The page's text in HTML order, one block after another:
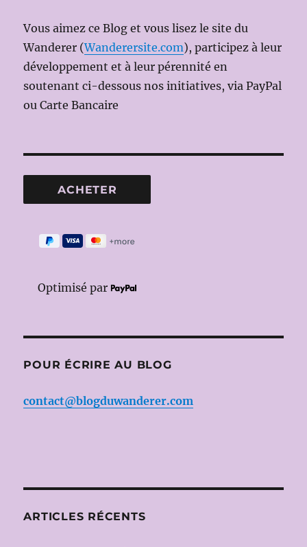
Vous aimez ce Blog et vous lisez le site du
Wanderer (Wanderersite.com), participez à leur
développement et à leur pérennité en
soutenant ci-dessous nos initiatives, via PayPal
ou Carte Bancaire
Optimisé par
POUR ÉCRIRE AU BLOG
contact@blogduwanderer.com
ARTICLES RÉCENTS